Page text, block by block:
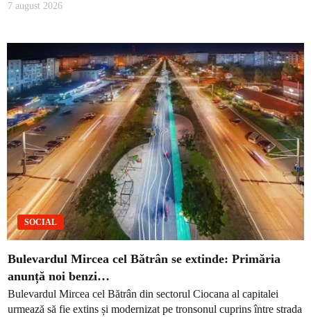
7 august 2026
SOCIAL
Bulevardul Mircea cel Bătrân se extinde: Primăria
anunță noi benzi…
Bulevardul Mircea cel Bătrân din sectorul Ciocana al capitalei
urmează să fie extins și modernizat pe tronsonul cuprins între strada